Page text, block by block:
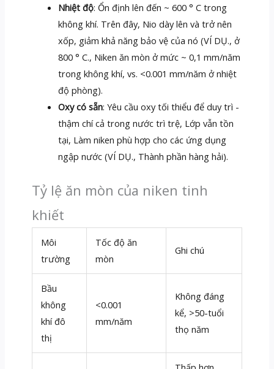
Nhiệt độ: Ổn định lên đến ~ 600 ° C trong
không khí. Trên đây, Nio dày lên và trở nên
xốp, giảm khả năng bảo vệ của nó (VÍ DỤ., ở
800 ° C., Niken ăn mòn ở mức ~ 0,1 mm/năm
trong không khí, vs. <0.001 mm/năm ở nhiệt
độ phòng).
Oxy có sẵn: Yêu cầu oxy tối thiểu để duy trì -
thậm chí cả trong nước trì trệ, Lớp vẫn tồn
tại, Làm niken phù hợp cho các ứng dụng
ngập nước (VÍ DỤ., Thành phần hàng hải).
Tỷ lệ ăn mòn của niken tinh
khiết
Môi
trường
Tốc độ ăn
mòn
Ghi chú
Bầu
không
khí đô
thị
<0.001
mm/năm
Không đáng
kể, >50-tuổi
thọ năm